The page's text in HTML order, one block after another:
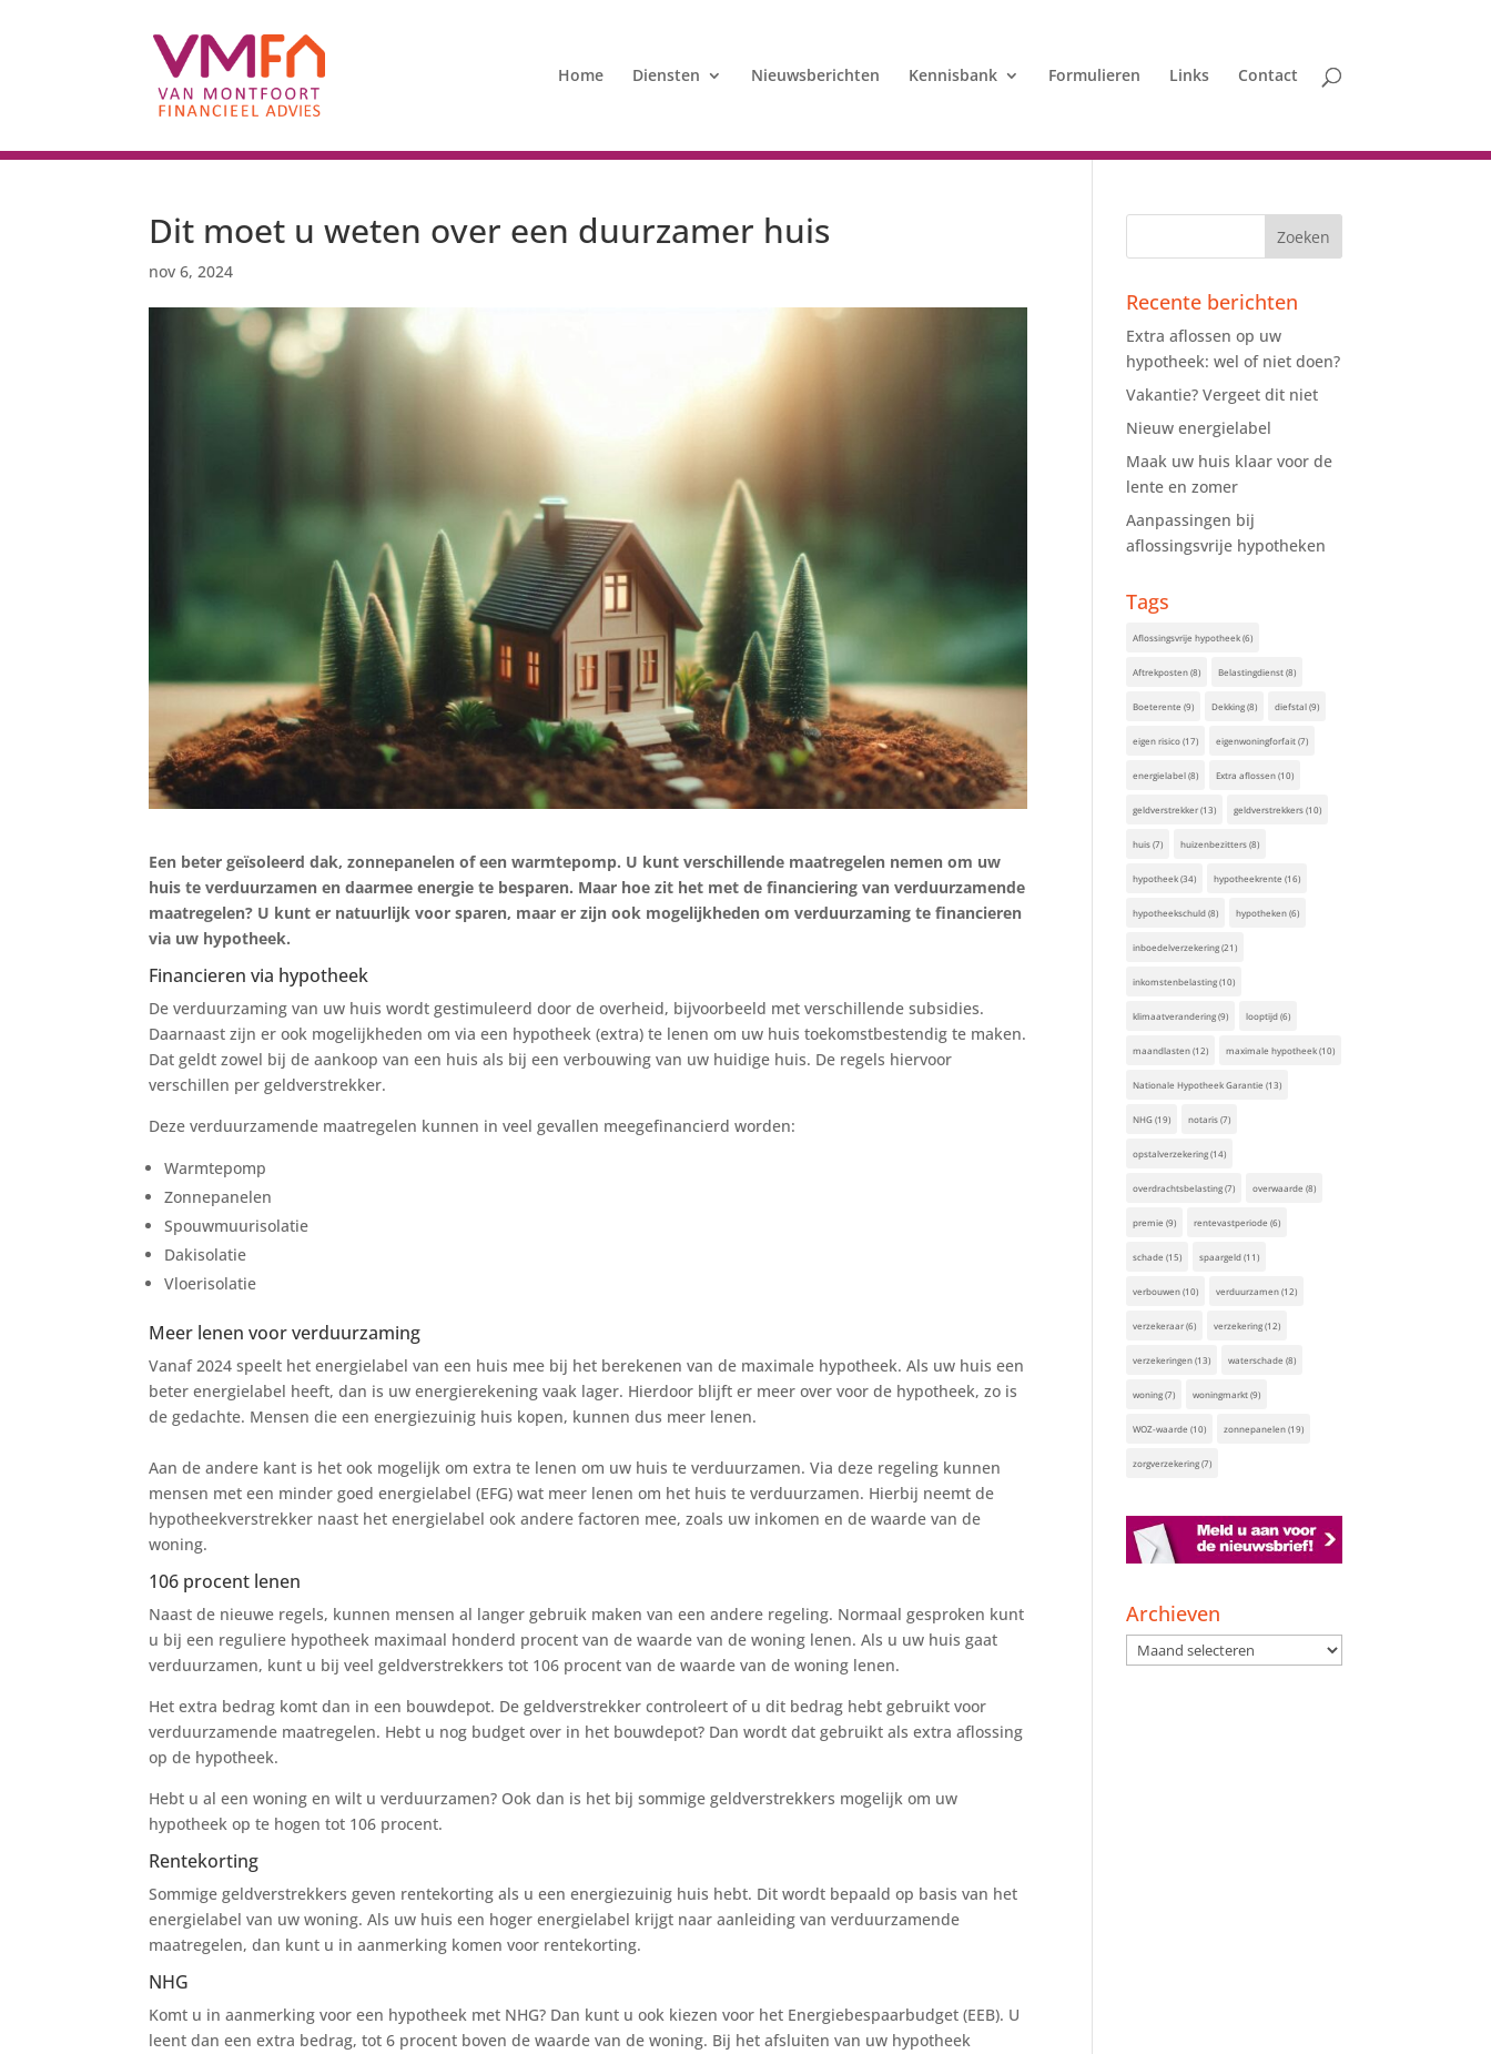
Home Diensten Nieuwsberichten Kennisbank Formulieren Links Contact
Dit moet u weten over een duurzamer huis
nov 6, 2024
Een beter geïsoleerd dak, zonnepanelen of een warmtepomp. U kunt verschillende maatregelen nemen om uw
huis te verduurzamen en daarmee energie te besparen. Maar hoe zit het met de financiering van verduurzamende
maatregelen? U kunt er natuurlijk voor sparen, maar er zijn ook mogelijkheden om verduurzaming te financieren
via uw hypotheek.
Financieren via hypotheek
De verduurzaming van uw huis wordt gestimuleerd door de overheid, bijvoorbeeld met verschillende subsidies.
Daarnaast zijn er ook mogelijkheden om via een hypotheek (extra) te lenen om uw huis toekomstbestendig te maken.
Dat geldt zowel bij de aankoop van een huis als bij een verbouwing van uw huidige huis. De regels hiervoor
verschillen per geldverstrekker.
Deze verduurzamende maatregelen kunnen in veel gevallen meegefinancierd worden:
Warmtepomp
Zonnepanelen
Spouwmuurisolatie
Dakisolatie
Vloerisolatie
Meer lenen voor verduurzaming
Vanaf 2024 speelt het energielabel van een huis mee bij het berekenen van de maximale hypotheek. Als uw huis een
beter energielabel heeft, dan is uw energierekening vaak lager. Hierdoor blijft er meer over voor de hypotheek, zo is
de gedachte. Mensen die een energiezuinig huis kopen, kunnen dus meer lenen.
Aan de andere kant is het ook mogelijk om extra te lenen om uw huis te verduurzamen. Via deze regeling kunnen
mensen met een minder goed energielabel (EFG) wat meer lenen om het huis te verduurzamen. Hierbij neemt de
hypotheekverstrekker naast het energielabel ook andere factoren mee, zoals uw inkomen en de waarde van de
woning.
106 procent lenen
Naast de nieuwe regels, kunnen mensen al langer gebruik maken van een andere regeling. Normaal gesproken kunt
u bij een reguliere hypotheek maximaal honderd procent van de waarde van de woning lenen. Als u uw huis gaat
verduurzamen, kunt u bij veel geldverstrekkers tot 106 procent van de waarde van de woning lenen.
Het extra bedrag komt dan in een bouwdepot. De geldverstrekker controleert of u dit bedrag hebt gebruikt voor
verduurzamende maatregelen. Hebt u nog budget over in het bouwdepot? Dan wordt dat gebruikt als extra aflossing
op de hypotheek.
Hebt u al een woning en wilt u verduurzamen? Ook dan is het bij sommige geldverstrekkers mogelijk om uw
hypotheek op te hogen tot 106 procent.
Rentekorting
Sommige geldverstrekkers geven rentekorting als u een energiezuinig huis hebt. Dit wordt bepaald op basis van het
energielabel van uw woning. Als uw huis een hoger energielabel krijgt naar aanleiding van verduurzamende
maatregelen, dan kunt u in aanmerking komen voor rentekorting.
NHG
Komt u in aanmerking voor een hypotheek met NHG? Dan kunt u ook kiezen voor het Energiebespaarbudget (EEB). U
leent dan een extra bedrag, tot 6 procent boven de waarde van de woning. Bij het afsluiten van uw hypotheek
Recente berichten
Extra aflossen op uw
hypotheek: wel of niet doen?
Vakantie? Vergeet dit niet
Nieuw energielabel
Maak uw huis klaar voor de
lente en zomer
Aanpassingen bij
aflossingsvrije hypotheken
Tags
Aflossingsvrije hypotheek(6)
Aftrekposten(8) Belastingdienst(8)
Boeterente (9) Dekking(8) diefstal(9)
eigen risico(17) eigenwoningforfait(7)
energielabel(8) Extra aflossen(10)
geldverstrekker(13) geldverstrekkers(10)
huis(7) huizenbezitters(8)
hypotheek(34) hypotheekrente (16)
hypotheekschuld(8) hypotheken(6)
inboedelverzekering(21)
inkomstenbelasting(10)
klimaatverandering(9) looptijd(6)
maandlasten(12) maximale hypotheek(10)
Nationale Hypotheek Garantie (13)
NHG(19) notaris(7)
opstalverzekering(14)
overdrachtsbelasting(7) overwaarde (8)
premie (9) rentevastperiode (6)
schade (15) spaargeld(11)
verbouwen(10) verduurzamen(12)
verzekeraar(6) verzekering(12)
verzekeringen(13) waterschade (8)
woning(7) woningmarkt(9)
WOZ-waarde (10) zonnepanelen(19)
zorgverzekering(7)
Archieven
Archieven